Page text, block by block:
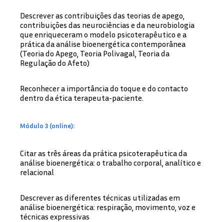
Descrever as contribuições das teorias de apego,
contribuições das neurociências e da neurobiologia
que enriqueceram o modelo psicoterapêutico e a
prática da análise bioenergética contemporânea
(Teoria do Apego, Teoria Polivagal, Teoria da
Regulação do Afeto)
Reconhecer a importância do toque e do contacto
dentro da ética terapeuta-paciente.
Módulo 3 (online):
Citar as três áreas da prática psicoterapêutica da
análise bioenergética: o trabalho corporal, analítico e
relacional
Descrever as diferentes técnicas utilizadas em
análise bioenergética: respiração, movimento, voz e
técnicas expressivas